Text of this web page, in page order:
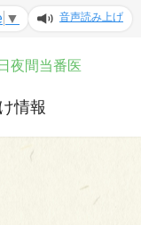
夜間当番医
情報
▼ 音声読み上げ